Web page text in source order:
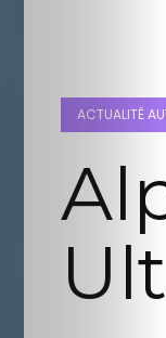
Car
ACTUALITÉ